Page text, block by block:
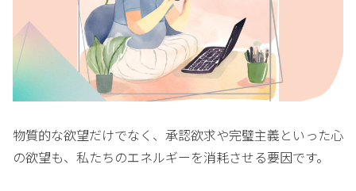
物質的な欲望だけでなく、承認欲求や完璧主義といった心
の欲望も、私たちのエネルギーを消耗させる要因です。